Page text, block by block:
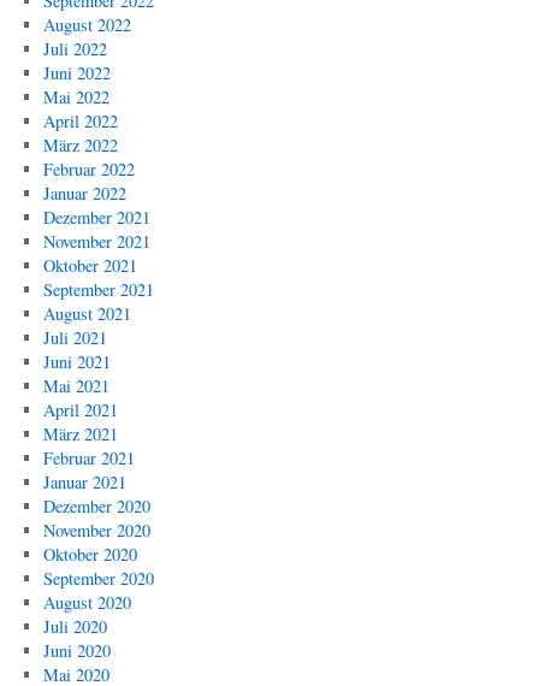
August 2022
Juli 2022
Juni 2022
Mai 2022
April 2022
März 2022
Februar 2022
Januar 2022
Dezember 2021
November 2021
Oktober 2021
September 2021
August 2021
Juli 2021
Juni 2021
Mai 2021
April 2021
März 2021
Februar 2021
Januar 2021
Dezember 2020
November 2020
Oktober 2020
September 2020
August 2020
Juli 2020
Juni 2020
Mai 2020